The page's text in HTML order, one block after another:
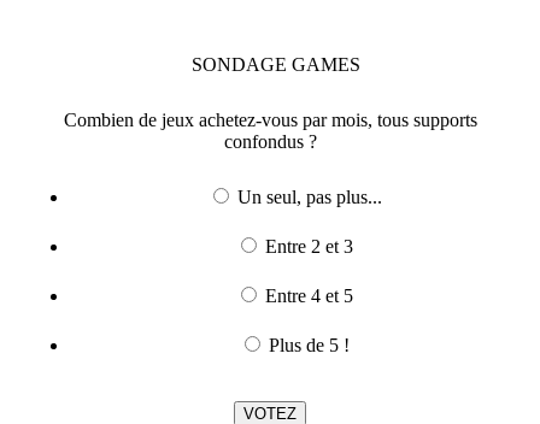
SONDAGE GAMES
Combien de jeux achetez-vous par mois, tous supports
confondus ?
Un seul, pas plus...
Entre 2 et 3
Entre 4 et 5
Plus de 5 !